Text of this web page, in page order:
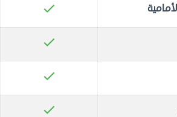
check
check
check
check